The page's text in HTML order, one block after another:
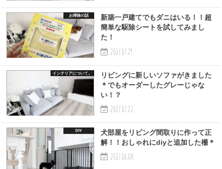
お掃除の話
新築一戸建てでもダニはいる！！超
簡単な駆除シートを試してみまし
た！
2017.07.29
インテリアについて。
リビングに新しいソファがきました
＊でもオーダーしたグレーじゃな
い！？
2017.07.22
DIY
犬部屋をリビング間取りに作って正
解！！おしゃれにdiyと追加した柵＊
2017.06.08